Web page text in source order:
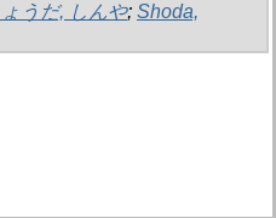
ょうだ, しんや; Shoda,